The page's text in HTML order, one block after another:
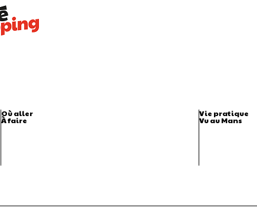
Où aller
À faire
Vie pratique
Vu au Mans